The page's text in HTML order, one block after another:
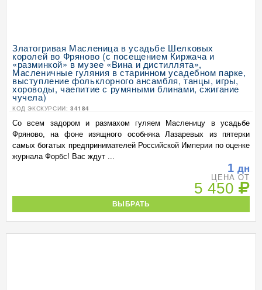
Златогривая Масленица в усадьбе Шелковых
королей во Фряново (с посещением Киржача и
«разминкой» в музее «Вина и дистиллята»,
Масленичные гуляния в старинном усадебном парке,
выступление фольклорного ансамбля, танцы, игры,
хороводы, чаепитие с румяными блинами, сжигание
чучела)
КОД ЭКСКУРСИИ: 34184
Со всем задором и размахом гуляем Масленицу в усадьбе
Фряново, на фоне изящного особняка Лазаревых из пятерки
самых богатых предпринимателей Российской Империи по оценке
журнала Форбс! Вас ждут ...
1 дн
ЦЕНА ОТ
5 450
ВЫБРАТЬ